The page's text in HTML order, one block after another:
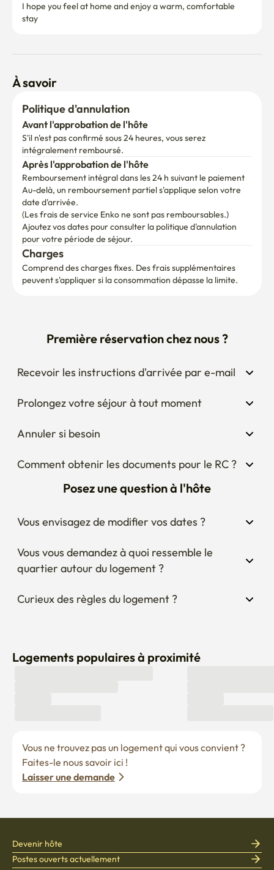
I hope you feel at home and enjoy a warm, comfortable
stay
À savoir
Politique d'annulation
Avant l'approbation de l'hôte
S'il n'est pas confirmé sous 24 heures, vous serez
intégralement remboursé.
Après l'approbation de l'hôte
Remboursement intégral dans les 24 h suivant le paiement
Au-delà, un remboursement partiel s'applique selon votre
date d'arrivée.
(Les frais de service Enko ne sont pas remboursables.)
Ajoutez vos dates pour consulter la politique d'annulation
pour votre période de séjour.
Charges
Comprend des charges fixes. Des frais supplémentaires
peuvent s'appliquer si la consommation dépasse la limite.
Première réservation chez nous ?
Recevoir les instructions d'arrivée par e-mail
Prolongez votre séjour à tout moment
Annuler si besoin
Comment obtenir les documents pour le RC ?
Posez une question à l'hôte
Vous envisagez de modifier vos dates ?
Vous vous demandez à quoi ressemble le
quartier autour du logement ?
Curieux des règles du logement ?
Logements populaires à proximité
Vous ne trouvez pas un logement qui vous convient ?
Faites-le nous savoir ici !
Laisser une demande
Devenir hôte
Postes ouverts actuellement